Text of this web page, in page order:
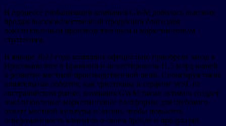
В процессе глобализации компания GWM добилась высоких
продаж высококачественной продукции благодаря
локализованным производственным и маркетинговым
стратегиям.
В январе 2022 года компания официально приобрела завод в
Ирасемаполисе в Бразилии и инвестировала 11,5 млрд юаней
в развитие местной производственной цепи. Спонсируя такие
влиятельные события, как триатлоны и серфинг WSL на
австралийском рынке, компания GWM также активно создает
локализованные маркетинговые платформы для глубокого
охвата местной культуры и жизни, чтобы повысить
осведомленность клиентов о своем бренде и продукции.